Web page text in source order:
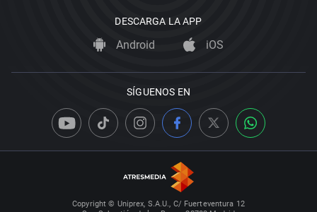
DESCARGA LA APP
Android iOS
SÍGUENOS EN
Copyright © Uniprex, S.A.U., C/ Fuerteventura 12